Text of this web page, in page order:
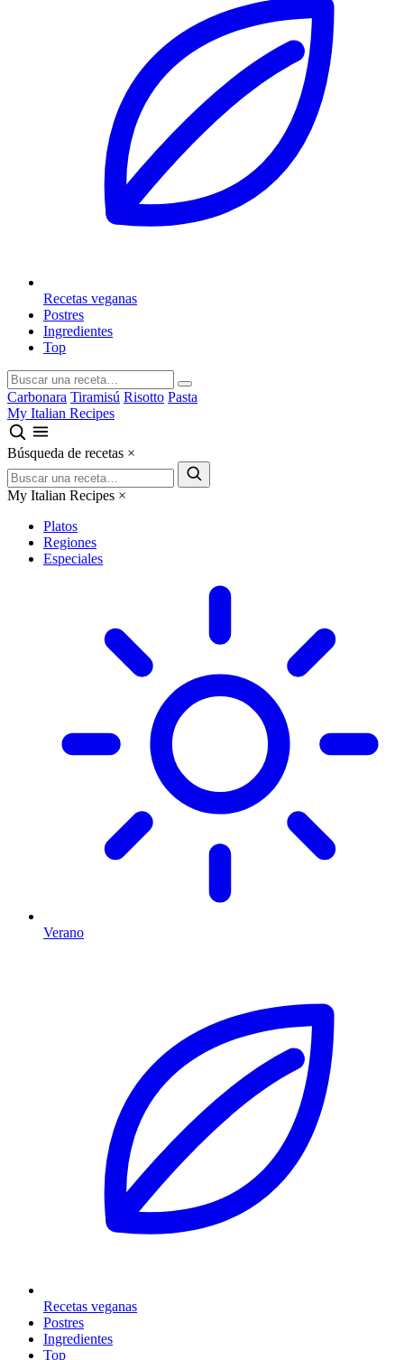
Recetas veganas
Postres
Ingredientes
Top
Carbonara Tiramisú Risotto Pasta
My Italian Recipes
Búsqueda de recetas ×
My Italian Recipes ×
Platos
Regiones
Especiales
Verano
Recetas veganas
Postres
Ingredientes
Top